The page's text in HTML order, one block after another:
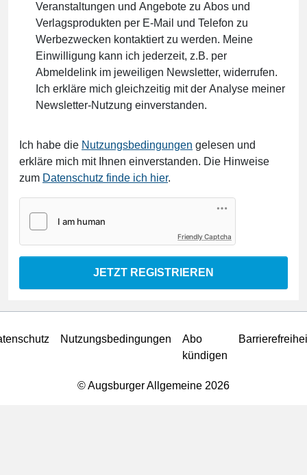
Veranstaltungen und Angebote zu Abos und
Verlagsprodukten per E-Mail und Telefon zu
Werbezwecken kontaktiert zu werden. Meine
Einwilligung kann ich jederzeit, z.B. per
Abmeldelink im jeweiligen Newsletter, widerrufen.
Ich erkläre mich gleichzeitig mit der Analyse meiner
Newsletter-Nutzung einverstanden.
Ich habe die Nutzungsbedingungen gelesen und
erkläre mich mit Ihnen einverstanden. Die Hinweise
zum Datenschutz finde ich hier.
Friendly Captcha
JETZT REGISTRIEREN
Nutzungsbedingungen
Abo
kündigen
© Augsburger Allgemeine 2026